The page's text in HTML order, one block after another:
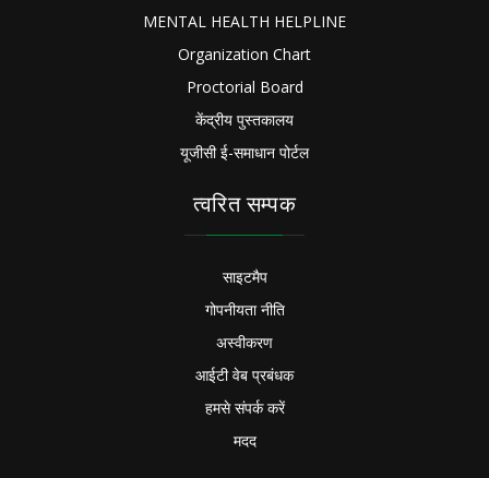
MENTAL HEALTH HELPLINE
Organization Chart
Proctorial Board
केंद्रीय पुस्तकालय
यूजीसी ई-समाधान पोर्टल
त्वरित सम्पक
साइटमैप
गोपनीयता नीति
अस्वीकरण
आईटी वेब प्रबंधक
हमसे संपर्क करें
मदद